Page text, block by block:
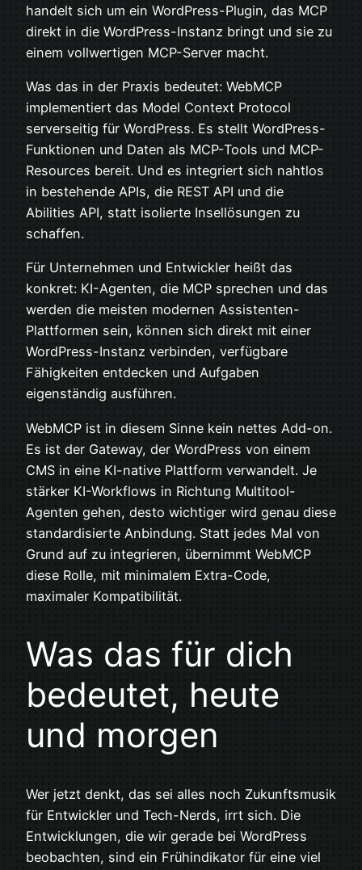
handelt sich um ein WordPress-Plugin, das MCP
direkt in die WordPress-Instanz bringt und sie zu
einem vollwertigen MCP-Server macht.
Was das in der Praxis bedeutet: WebMCP
implementiert das Model Context Protocol
serverseitig für WordPress. Es stellt WordPress-
Funktionen und Daten als MCP-Tools und MCP-
Resources bereit. Und es integriert sich nahtlos
in bestehende APIs, die REST API und die
Abilities API, statt isolierte Insellösungen zu
schaffen.
Für Unternehmen und Entwickler heißt das
konkret: KI-Agenten, die MCP sprechen und das
werden die meisten modernen Assistenten-
Plattformen sein, können sich direkt mit einer
WordPress-Instanz verbinden, verfügbare
Fähigkeiten entdecken und Aufgaben
eigenständig ausführen.
WebMCP ist in diesem Sinne kein nettes Add-on.
Es ist der Gateway, der WordPress von einem
CMS in eine KI-native Plattform verwandelt. Je
stärker KI-Workflows in Richtung Multitool-
Agenten gehen, desto wichtiger wird genau diese
standardisierte Anbindung. Statt jedes Mal von
Grund auf zu integrieren, übernimmt WebMCP
diese Rolle, mit minimalem Extra-Code,
maximaler Kompatibilität.
Was das für dich
bedeutet, heute
und morgen
Wer jetzt denkt, das sei alles noch Zukunftsmusik
für Entwickler und Tech-Nerds, irrt sich. Die
Entwicklungen, die wir gerade bei WordPress
beobachten, sind ein Frühindikator für eine viel